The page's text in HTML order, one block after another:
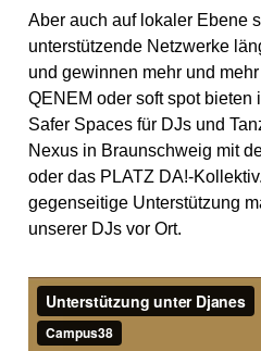
Aber auch auf lokaler Ebene
unterstützende Netzwerke
und gewinnen mehr und
QENEM oder soft spot bieten
Safer Spaces für DJs und
Nexus in Braunschweig mit
oder das PLATZ DA!-
gegenseitige Unterstützung
unserer DJs vor Ort.